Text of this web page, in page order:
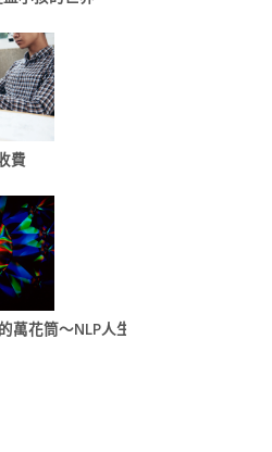
費
萬花筒～NLP人生